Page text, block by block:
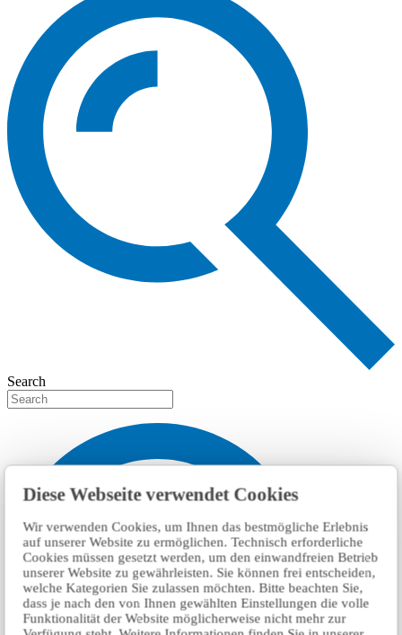
Diese Webseite verwendet Cookies
Wir verwenden Cookies, um Ihnen das bestmögliche Erlebnis
auf unserer Website zu ermöglichen. Technisch erforderliche
Cookies müssen gesetzt werden, um den einwandfreien Betrieb
unserer Website zu gewährleisten. Sie können frei entscheiden,
welche Kategorien Sie zulassen möchten. Bitte beachten Sie,
dass je nach den von Ihnen gewählten Einstellungen die volle
Funktionalität der Website möglicherweise nicht mehr zur
Search